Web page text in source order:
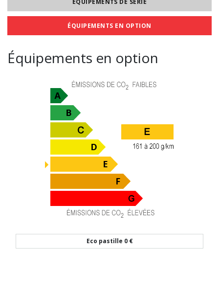
ÉQUIPEMENTS EN OPTION
Équipements en option
Eco pastille 0 €